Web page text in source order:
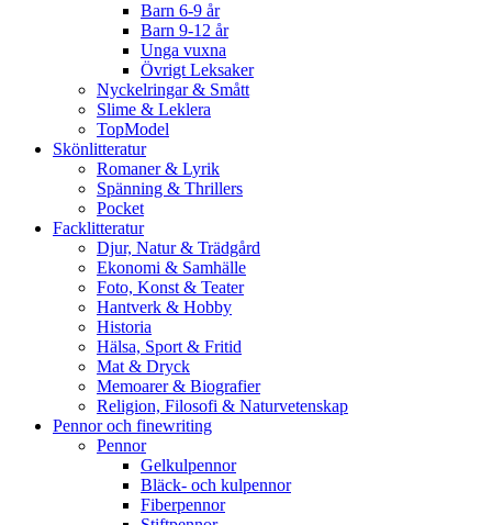
Barn 6-9 år
Barn 9-12 år
Unga vuxna
Övrigt Leksaker
Nyckelringar & Smått
Slime & Leklera
TopModel
Skönlitteratur
Romaner & Lyrik
Spänning & Thrillers
Pocket
Facklitteratur
Djur, Natur & Trädgård
Ekonomi & Samhälle
Foto, Konst & Teater
Hantverk & Hobby
Historia
Hälsa, Sport & Fritid
Mat & Dryck
Memoarer & Biografier
Religion, Filosofi & Naturvetenskap
Pennor och finewriting
Pennor
Gelkulpennor
Bläck- och kulpennor
Fiberpennor